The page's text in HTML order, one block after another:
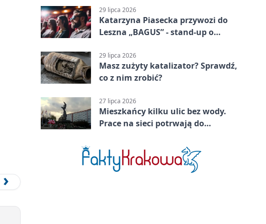
29 lipca 2026
Katarzyna Piasecka przywozi do
Leszna „BAGUS” - stand-up o
29 lipca 2026
Masz zużyty katalizator? Sprawdź,
co z nim zrobić?
27 lipca 2026
Mieszkańcy kilku ulic bez wody.
Prace na sieci potrwają do